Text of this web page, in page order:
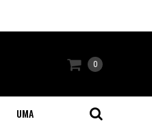
0
UMA